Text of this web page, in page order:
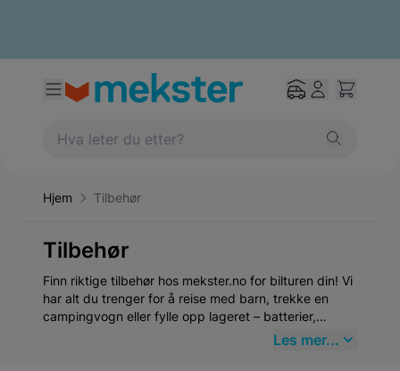
Hjem Tilbehør
Tilbehør
Finn riktige tilbehør hos mekster.no for bilturen din! Vi
har alt du trenger for å reise med barn, trekke en
campingvogn eller fylle opp lageret – batterier,
ladere, takbokser, ekstrabelysning, bilstereo og mye
Les mer...